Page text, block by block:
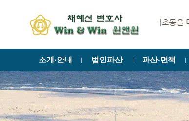
법조메카 서초동을 대표하는
소개·안내 ㅣ 법인파산 ㅣ 파산·면책 ㅣ